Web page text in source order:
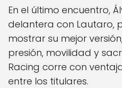
En el último encuentro,
delantera con Lautaro,
mostrar su mejor
presión, movilidad y
Racing corre con
entre los titulares.